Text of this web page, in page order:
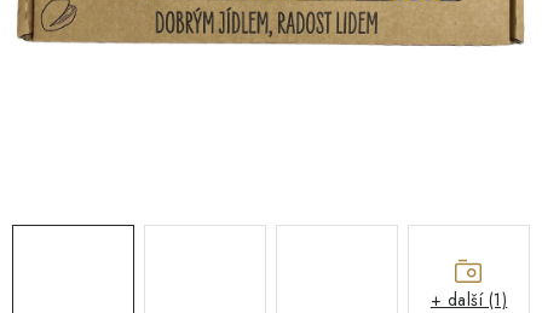
DOPRAVA A PLATBA
+ další (1)